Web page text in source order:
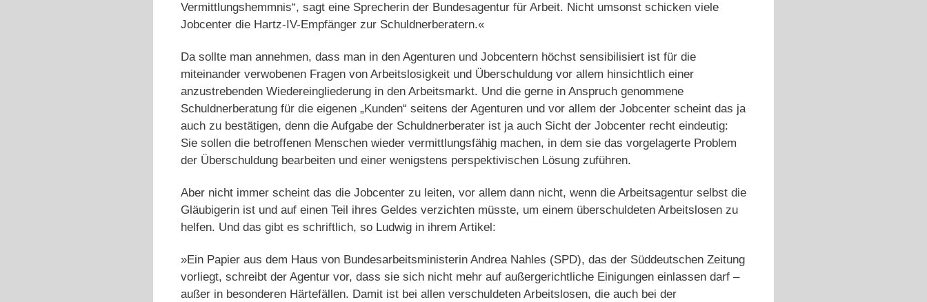
Vermittlungshemmnis“, sagt eine Sprecherin der Bundesagentur für Arbeit. Nicht umsonst schicken viele
Jobcenter die Hartz-IV-Empfänger zur Schuldnerberatern.«
Da sollte man annehmen, dass man in den Agenturen und Jobcentern höchst sensibilisiert ist für die
miteinander verwobenen Fragen von Arbeitslosigkeit und Überschuldung vor allem hinsichtlich einer
anzustrebenden Wiedereingliederung in den Arbeitsmarkt. Und die gerne in Anspruch genommene
Schuldnerberatung für die eigenen „Kunden“ seitens der Agenturen und vor allem der Jobcenter scheint das ja
auch zu bestätigen, denn die Aufgabe der Schuldnerberater ist ja auch Sicht der Jobcenter recht eindeutig:
Sie sollen die betroffenen Menschen wieder vermittlungsfähig machen, in dem sie das vorgelagerte Problem
der Überschuldung bearbeiten und einer wenigstens perspektivischen Lösung zuführen.
Aber nicht immer scheint das die Jobcenter zu leiten, vor allem dann nicht, wenn die Arbeitsagentur selbst die
Gläubigerin ist und auf einen Teil ihres Geldes verzichten müsste, um einem überschuldeten Arbeitslosen zu
helfen. Und das gibt es schriftlich, so Ludwig in ihrem Artikel:
»Ein Papier aus dem Haus von Bundesarbeitsministerin Andrea Nahles (SPD), das der Süddeutschen Zeitung
vorliegt, schreibt der Agentur vor, dass sie sich nicht mehr auf außergerichtliche Einigungen einlassen darf –
außer in besonderen Härtefällen. Damit ist bei allen verschuldeten Arbeitslosen, die auch bei der